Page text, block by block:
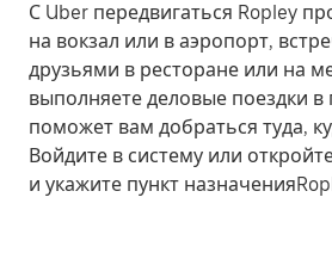
С Uber передвигаться Ropley
на вокзал или в аэропорт,
друзьями в ресторане или на
выполняете деловые поездки в
поможет вам добраться туда,
Войдите в систему или
и укажите пункт